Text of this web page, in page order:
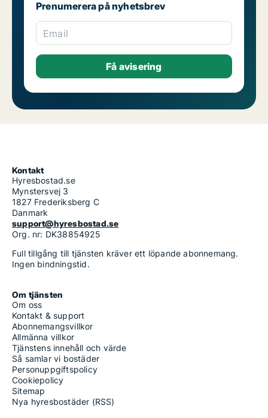
Prenumerera på nyhetsbrev
Email
Kontakt
Hyresbostad.se
Mynstersvej 3
1827 Frederiksberg C
Danmark
support@hyresbostad.se
Org. nr: DK38854925
Full tillgång till tjänsten kräver ett löpande abonnemang.
Ingen bindningstid.
Om tjänsten
Om oss
Kontakt & support
Abonnemangsvillkor
Allmänna villkor
Tjänstens innehåll och värde
Så samlar vi bostäder
Personuppgiftspolicy
Cookiepolicy
Sitemap
Nya hyresbostäder (RSS)